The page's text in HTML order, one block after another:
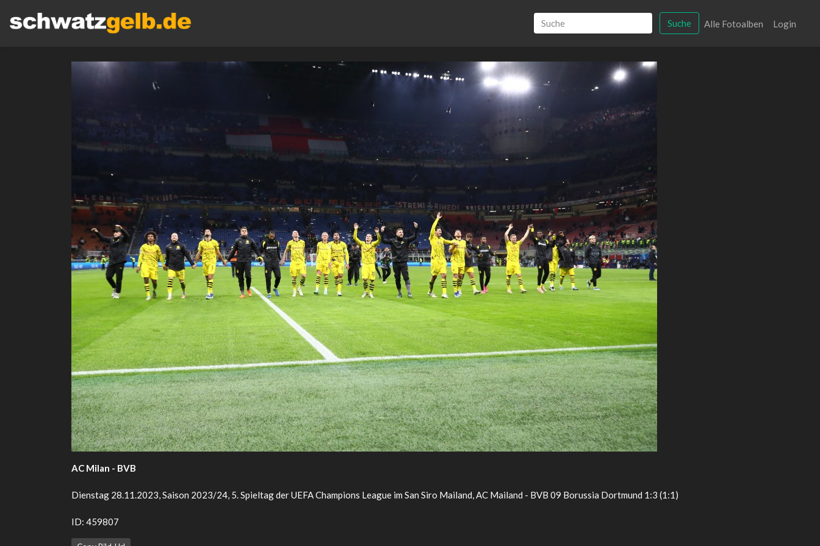
Suche Alle Fotoalben Login
AC Milan - BVB
Dienstag 28.11.2023, Saison 2023/24, 5. Spieltag der UEFA Champions League im San Siro Mailand, AC Mailand - BVB 09 Borussia Dortmund 1:3 (1:1)
ID: 459807